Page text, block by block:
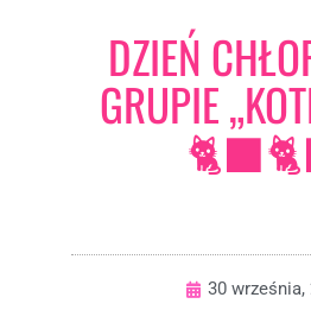
DZIEŃ
GRUPIE
30 września,